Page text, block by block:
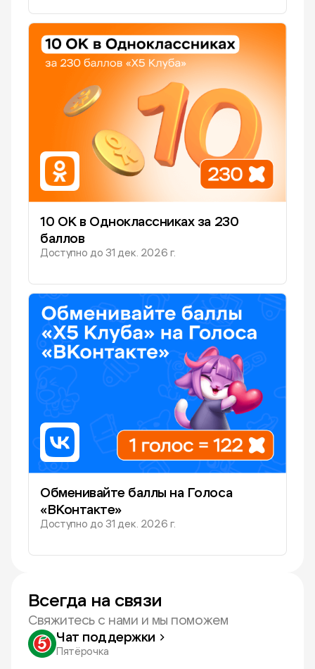
10 ОК в Одноклассниках за 230
баллов
Доступно до31 дек. 2026 г.
Обменивайте баллы на Голоса
«ВКонтакте»
Доступно до31 дек. 2026 г.
Всегда на связи
Свяжитесь с нами и мы поможем
Чат поддержки
Пятёрочка